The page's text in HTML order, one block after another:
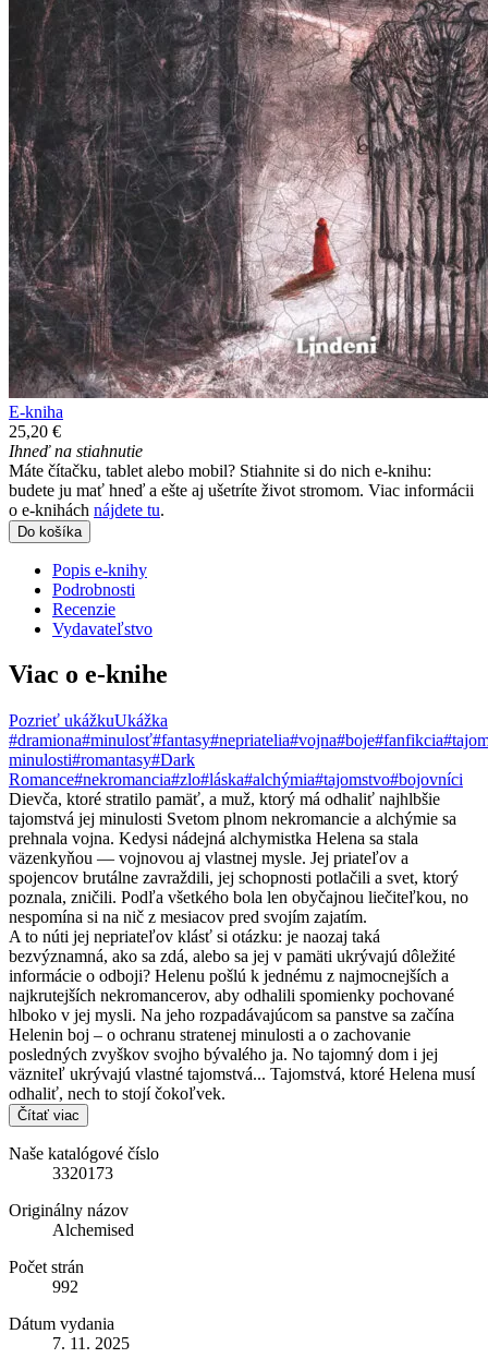
E-kniha
25,20 €
Ihneď na stiahnutie
Máte čítačku, tablet alebo mobil? Stiahnite si do nich e-knihu:
budete ju mať hneď a ešte aj ušetríte život stromom. Viac informácii
o e-knihách nájdete tu.
Do košíka
Popis e-knihy
Podrobnosti
Recenzie
Vydavateľstvo
Viac o e-knihe
Pozrieť ukážkuUkážka
#dramiona#minulosť#fantasy#nepriatelia#vojna#boje#fanfikcia
minulosti#romantasy#Dark
Romance#nekromancia#zlo#láska#alchýmia#tajomstvo#bojovníci
Dievča, ktoré stratilo pamäť, a muž, ktorý má odhaliť najhlbšie
tajomstvá jej minulosti Svetom plnom nekromancie a alchýmie sa
prehnala vojna. Kedysi nádejná alchymistka Helena sa stala
väzenkyňou — vojnovou aj vlastnej mysle. Jej priateľov a
spojencov brutálne zavraždili, jej schopnosti potlačili a svet, ktorý
poznala, zničili. Podľa všetkého bola len obyčajnou liečiteľkou, no
nespomína si na nič z mesiacov pred svojím zajatím.
A to núti jej nepriateľov klásť si otázku: je naozaj taká
bezvýznamná, ako sa zdá, alebo sa jej v pamäti ukrývajú dôležité
informácie o odboji? Helenu pošlú k jednému z najmocnejších a
najkrutejších nekromancerov, aby odhalili spomienky pochované
hlboko v jej mysli. Na jeho rozpadávajúcom sa panstve sa začína
Helenin boj – o ochranu stratenej minulosti a o zachovanie
posledných zvyškov svojho bývalého ja. No tajomný dom i jej
väzniteľ ukrývajú vlastné tajomstvá... Tajomstvá, ktoré Helena musí
odhaliť, nech to stojí čokoľvek.
Čítať viac
Naše katalógové číslo
3320173
Originálny názov
Alchemised
Počet strán
992
Dátum vydania
7. 11. 2025